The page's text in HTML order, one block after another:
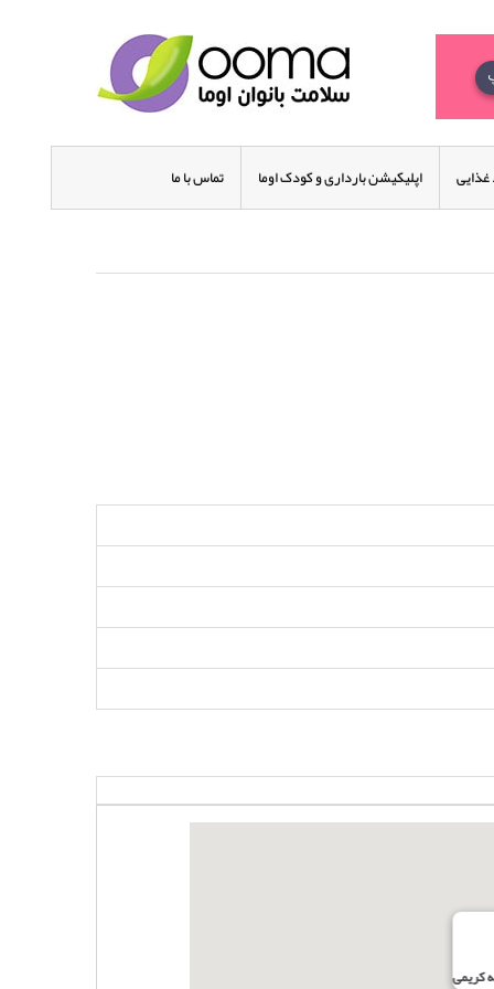
اپلیکیشن بارداری و کودک اوما تماس با ما
کریمی